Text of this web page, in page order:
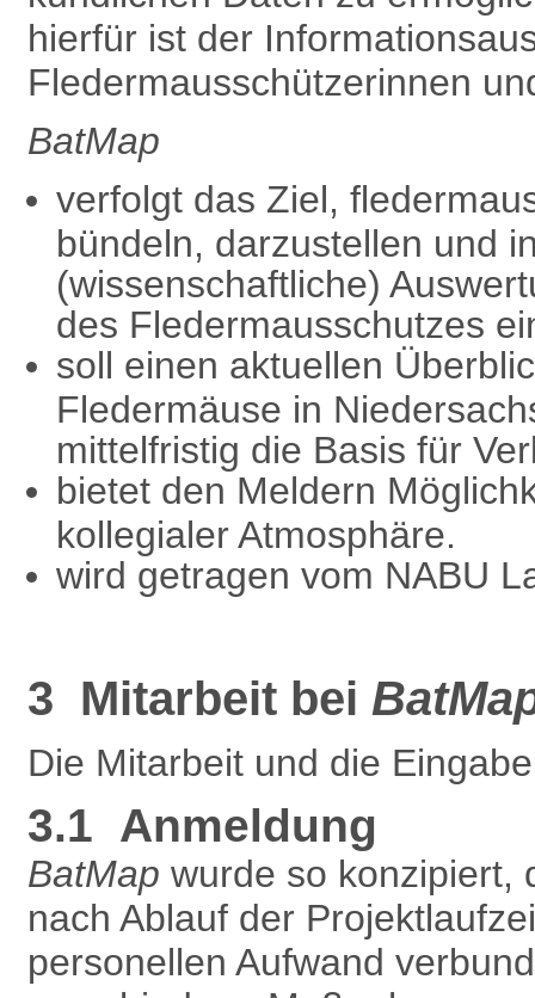
hierfür ist der
Fledermausschützer­innen
BatMap
verfolgt das Ziel,
bündeln, darzustellen und
(wissenschaftliche)
des Fledermausschutzes
soll einen aktuellen
Fledermäuse in
mittelfristig die Basis für
bietet den Meldern
kollegialer Atmosphäre.
wird getragen vom NABU
3 Mitarbeit bei
Die Mitarbeit und die
3.1 Anmeldung
BatMap wurde so konzipiert,
nach Ablauf der
personellen Aufwand